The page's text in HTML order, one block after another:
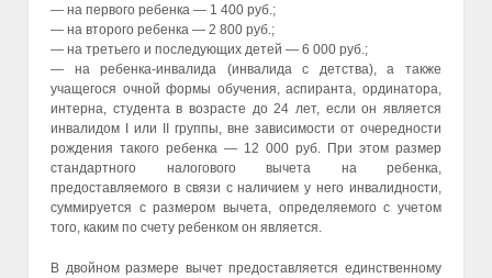
— на первого ребенка — 1 400 руб.;
— на второго ребенка — 2 800 руб.;
— на третьего и последующих детей — 6 000 руб.;
— на ребенка-инвалида (инвалида с детства), а также
учащегося очной формы обучения, аспиранта, ординатора,
интерна, студента в возрасте до 24 лет, если он является
инвалидом I или II группы, вне зависимости от очередности
рождения такого ребенка — 12 000 руб. При этом размер
стандартного налогового вычета на ребенка,
предоставляемого в связи с наличием у него инвалидности,
суммируется с размером вычета, определяемого с учетом
того, каким по счету ребенком он является.
В двойном размере вычет предоставляется единственному